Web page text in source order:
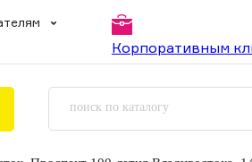
Корпоративным